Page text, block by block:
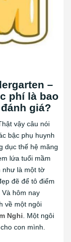
–
phí là bao
giá?
vậy câu nói
bậc phụ huynh
dục thế hệ măng
lứa tuổi mầm
như là một tờ
đẽ để tô điểm
hôm nay
về một ngôi
Nghi . Một ngôi
con mình.